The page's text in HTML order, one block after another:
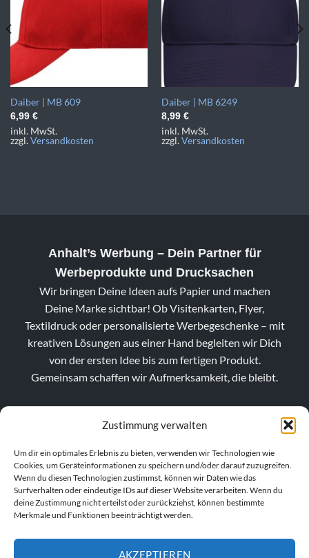
Zustimmung verwalten
Um dir ein optimales Erlebnis zu bieten, verwenden wir Technologien wie
Cookies, um Geräteinformationen zu speichern und/oder darauf zuzugreifen.
Wenn du diesen Technologien zustimmst, können wir Daten wie das
Surfverhalten oder eindeutige IDs auf dieser Website verarbeiten. Wenn du
deine Zustimmung nicht erteilst oder zurückziehst, können bestimmte
Merkmale und Funktionen beeinträchtigt werden.
AKZEPTIEREN
Daiber | MB 609
6,99 €
inkl. MwSt.
zzgl.Versandkosten
Daiber | MB 6249
8,99 €
inkl. MwSt.
zzgl.Versandkosten
Anhalt’s Werbung – Dein Partner für
Werbeprodukte und Drucksachen
Wir bringen Deine Ideen aufs Papier und machen
Deine Marke sichtbar! Ob Visitenkarten, Flyer,
Textildruck oder personalisierte Werbegeschenke – mit
kreativen Lösungen aus einer Hand begleiten wir Dich
von der ersten Idee bis zum fertigen Produkt.
Gemeinsam schaffen wir Aufmerksamkeit, die bleibt.